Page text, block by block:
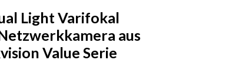
Light Varifokal
aus
Value Serie